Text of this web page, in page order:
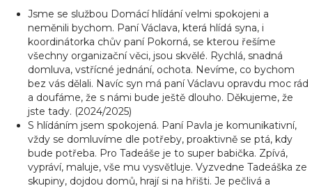
Jsme se službou Domácí hlídání velmi spokojeni a
neměnili bychom. Paní Václava, která hlídá syna, i
koordinátorka chův paní Pokorná, se kterou řešíme
všechny organizační věci, jsou skvělé. Rychlá, snadná
domluva, vstřícné jednání, ochota. Nevíme, co bychom
bez vás dělali. Navíc syn má paní Václavu opravdu moc rád
a doufáme, že s námi bude ještě dlouho. Děkujeme, že
jste tady. (2024/2025)
S hlídáním jsem spokojená. Paní Pavla je komunikativní,
vždy se domluvíme dle potřeby, proaktivně se ptá, kdy
bude potřeba. Pro Tadeáše je to super babička. Zpívá,
vypráví, maluje, vše mu vysvětluje. Vyzvedne Tadeáška ze
skupiny, dojdou domů, hrají si na hřišti. Je pečlivá a